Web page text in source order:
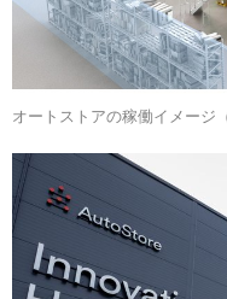
オートストアの稼働イメージ